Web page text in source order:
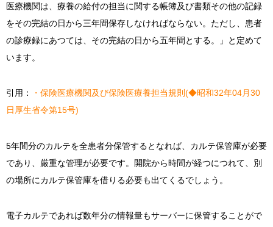
医療機関は、療養の給付の担当に関する帳簿及び書類その他の記録
をその完結の日から三年間保存しなければならない。ただし、患者
の診療録にあつては、その完結の日から五年間とする。」と定めて
います。
引用：
・保険医療機関及び保険医療養担当規則(◆昭和32年04月30
日厚生省令第15号)
5年間分のカルテを全患者分保管するとなれば、カルテ保管庫が必要
であり、厳重な管理が必要です。開院から時間が経つにつれて、別
の場所にカルテ保管庫を借りる必要も出てくるでしょう。
電子カルテであれば数年分の情報量もサーバーに保管することがで